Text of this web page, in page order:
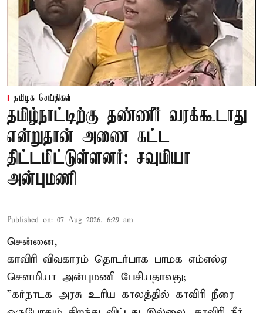
தமிழக செய்திகள்
தமிழ்நாட்டிற்கு தண்ணீர் வரக்கூடாது
என்றுதான் அணை கட்ட
திட்டமிட்டுள்ளனர்: சவுமியா
அன்புமணி
Published on: 07 Aug 2026, 6:29 am
சென்னை,
காவிரி விவகாரம் தொடர்பாக பாமக எம்எல்ஏ
சௌமியா அன்புமணி பேசியதாவது;
”கர்நாடக அரசு உரிய காலத்தில் காவிரி நீரை